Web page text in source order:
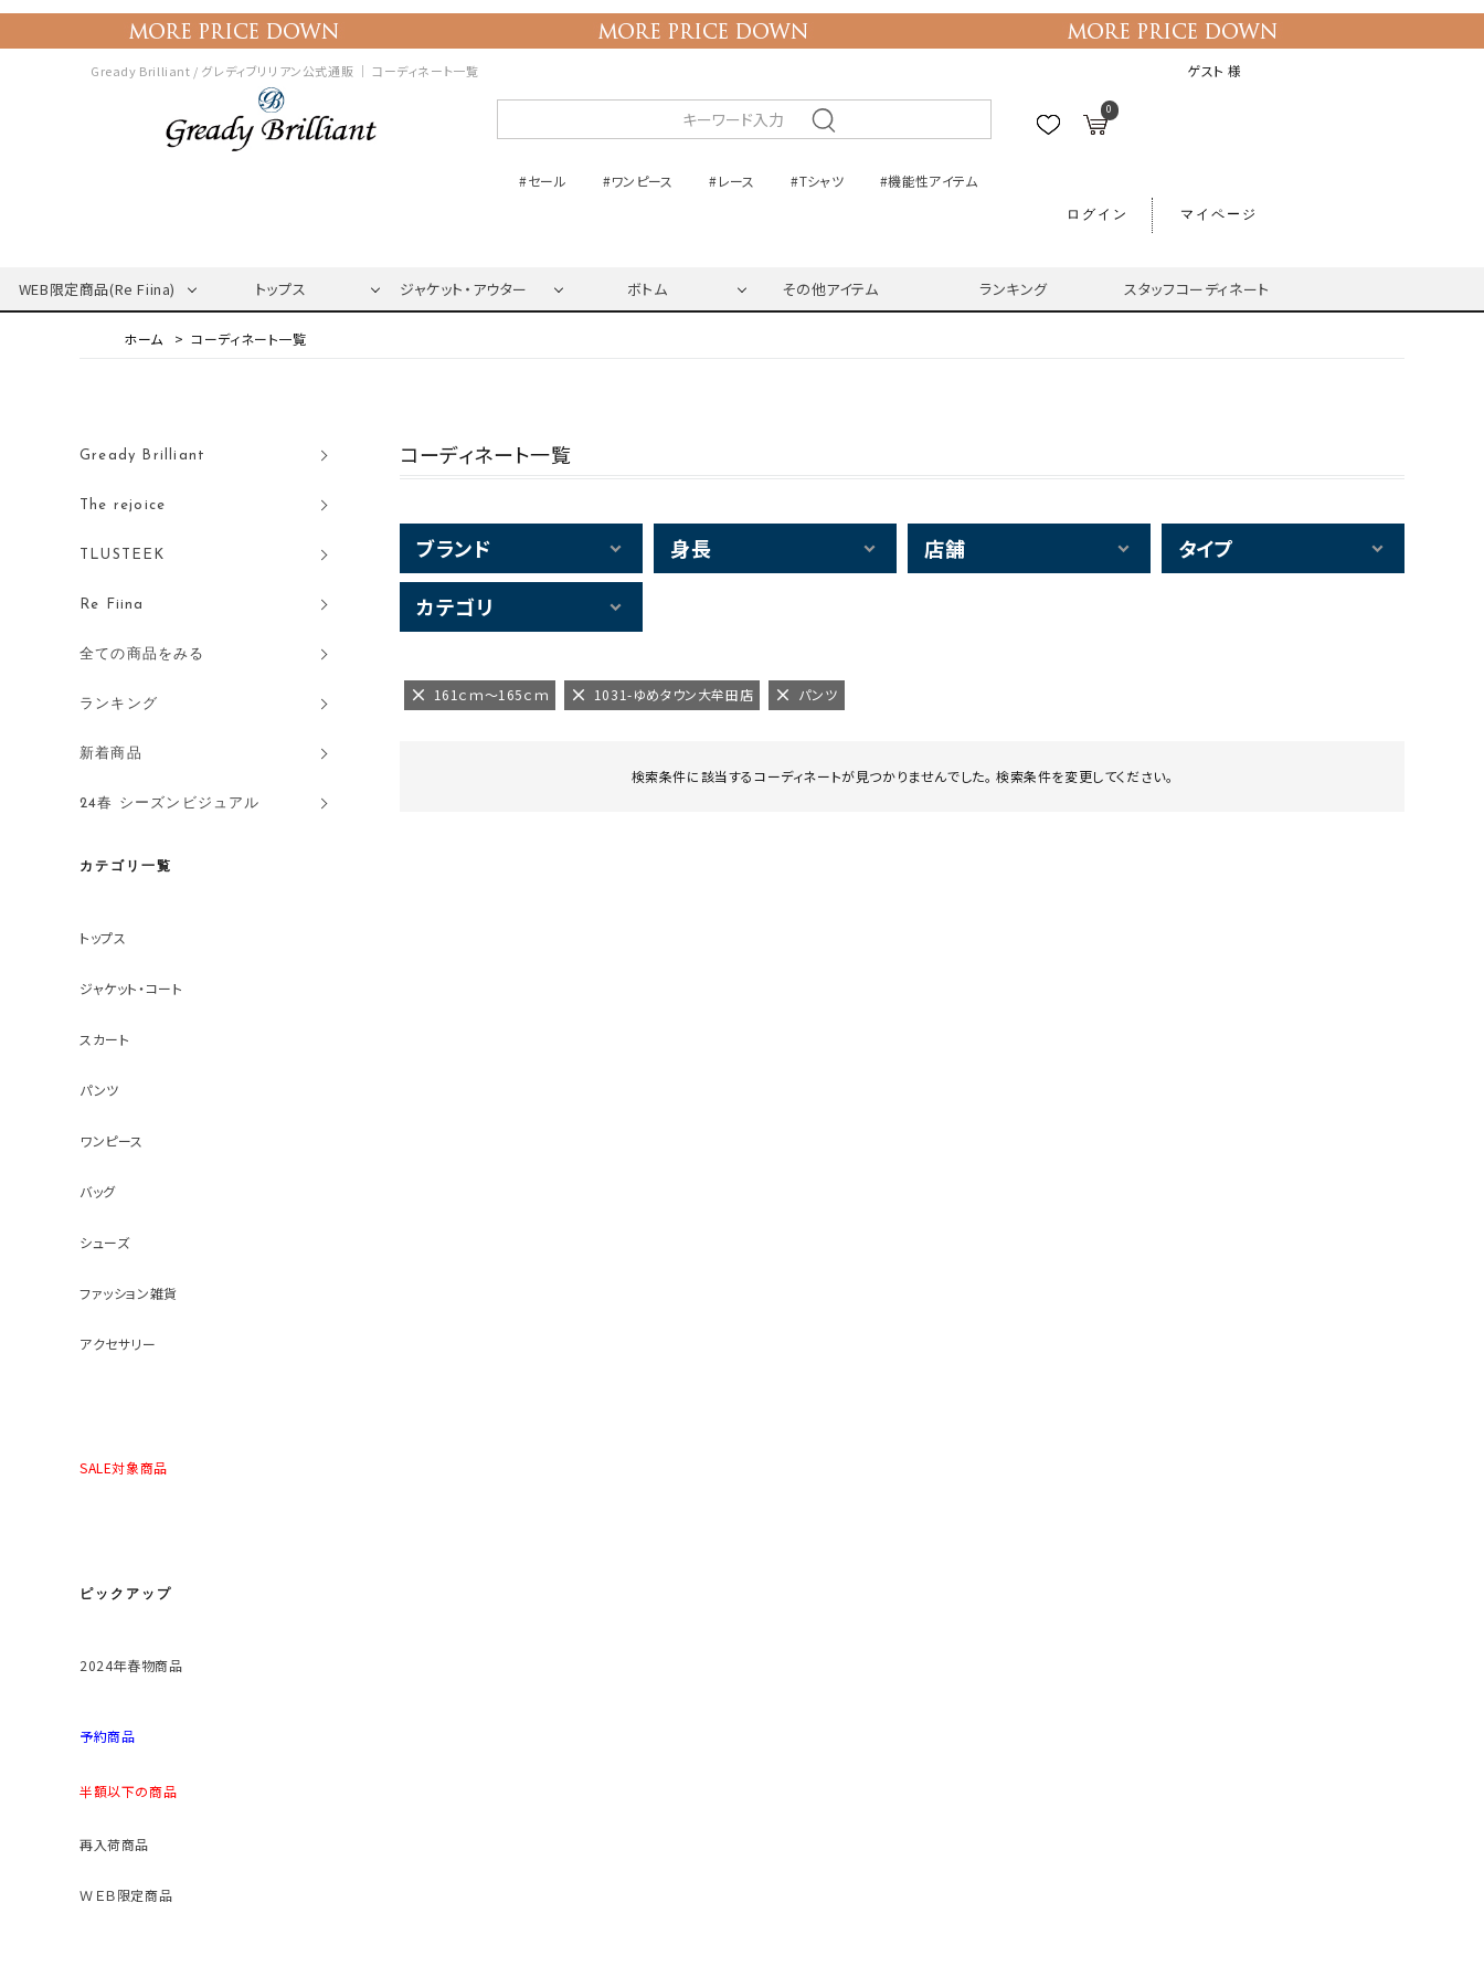
Gready Brilliant / グレディブリリアン公式通販 ｜ コーディネート一覧 ゲスト 様
0
#セール #ワンピース #レース #Tシャツ #機能性アイテム
ログイン マイページ
WEB限定商品(Re Fiina) トップス ジャケット・アウター ボトム その他アイテム ランキング スタッフコーディネート
コーディネート一覧
Gready Brilliant
The rejoice
TLUSTEEK
Re Fiina
全ての商品をみる
ランキング
新着商品
24春 シーズンビジュアル
カテゴリ一覧
トップス
ジャケット・コート
スカート
パンツ
ワンピース
バッグ
シューズ
ファッション雑貨
アクセサリー
SALE対象商品
ピックアップ
2024年春物商品
予約商品
半額以下の商品
再入荷商品
ＷＥＢ限定商品
コーディネート一覧
ブランド 身長 店舗 タイプ
カテゴリ
161ｃｍ～165ｃｍ 1031-ゆめタウン大牟田店 パンツ
検索条件に該当するコーディネートが見つかりませんでした。 検索条件を変更してください。